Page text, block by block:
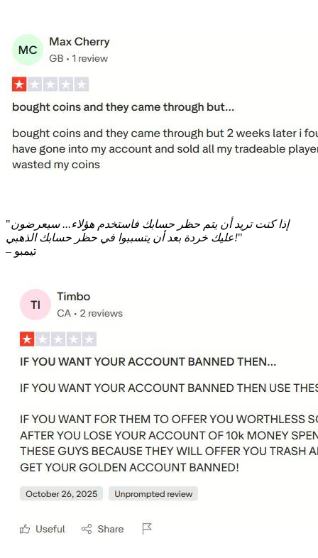
"إذا كنت تريد أن يتم حظر حسابك فاستخدم هؤلاء... سيعرضون
عليك خردة بعد أن يتسببوا في حظر حسابك الذهبي!"
– تيمبو